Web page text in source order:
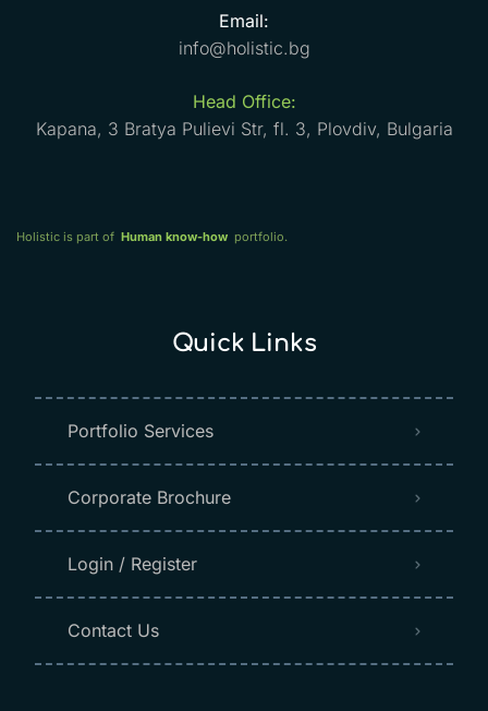
Email:
info@holistic.bg
Head Office:
Kapana, 3 Bratya Pulievi Str, fl. 3, Plovdiv, Bulgaria
Holistic is part of Human know-how portfolio.
Quick Links
Portfolio Services
Corporate Brochure
Login / Register
Contact Us